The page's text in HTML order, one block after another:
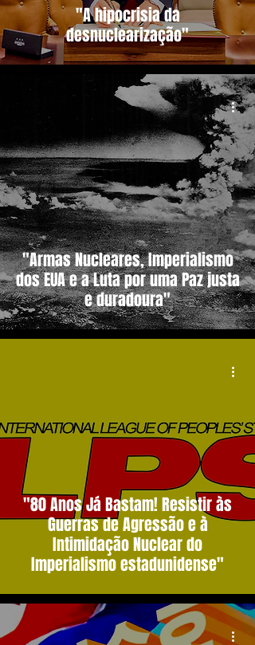
"A hipocrisia da
desnuclearização"
"Armas Nucleares, Imperialismo
dos EUA e a Luta por uma Paz justa
e duradoura"
"80 Anos Já Bastam! Resistir às
Guerras de Agressão e à
Intimidação Nuclear do
Imperialismo estadunidense"